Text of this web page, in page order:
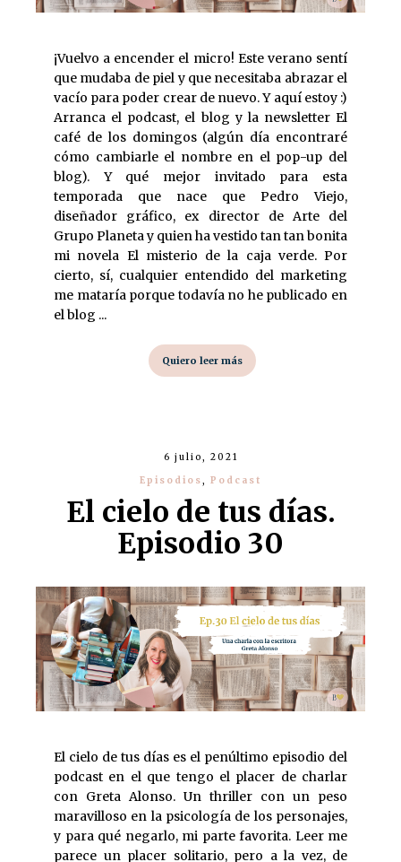
¡Vuelvo a encender el micro! Este verano sentí
que mudaba de piel y que necesitaba abrazar el
vacío para poder crear de nuevo. Y aquí estoy :)
Arranca el podcast, el blog y la newsletter El
café de los domingos (algún día encontraré
cómo cambiarle el nombre en el pop-up del
blog). Y qué mejor invitado para esta
temporada que nace que Pedro Viejo,
diseñador gráfico, ex director de Arte del
Grupo Planeta y quien ha vestido tan tan bonita
mi novela El misterio de la caja verde. Por
cierto, sí, cualquier entendido del marketing
me mataría porque todavía no he publicado en
el blog ...
Quiero leer más
6 julio, 2021
Episodios, Podcast
El cielo de tus días.
Episodio 30
El cielo de tus días es el penúltimo episodio del
podcast en el que tengo el placer de charlar
con Greta Alonso. Un thriller con un peso
maravilloso en la psicología de los personajes,
y para qué negarlo, mi parte favorita. Leer me
parece un placer solitario, pero a la vez, de